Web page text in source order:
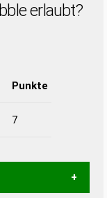
erlaubt?
Punkte
7